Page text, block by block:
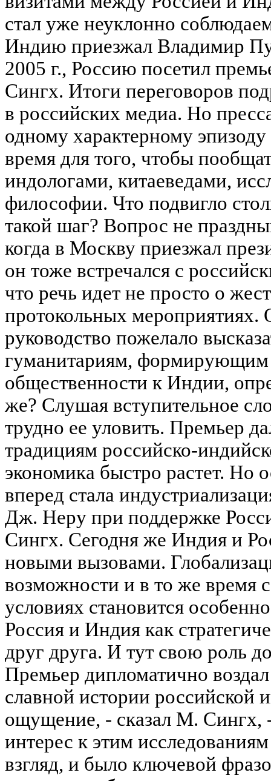
стал уже неуклонно
Индию приезжал Владимир
2005 г., Россию посетил
Сингх. Итоги переговоров
в российских медиа. Но
одному характерному
время для того, чтобы
индологами, китаеведами,
философии. Что подвигло
такой шаг? Вопрос не
когда в Москву приезжал
он тоже встречался с
что речь идет не просто о
протокольных мероприятиях.
руководство пожелало
гуманитариям,
общественности к Индии,
же? Слушая вступительное
трудно ее уловить. Премьер
традициям российско-
экономика быстро растет. Но
вперед стала
Дж. Неру при поддержке
Сингх. Сегодня же Индия и
новыми вызовами.
возможности и в то же время
условиях становится
Россия и Индия как
друг друга. И тут свою роль
Премьер дипломатично
славной истории российской
ощущение, - сказал М. Сингх,
интерес к этим
взгляд, и было ключевой